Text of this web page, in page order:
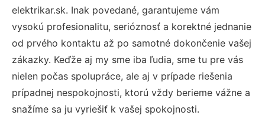
elektrikar.sk. Inak povedané, garantujeme vám
vysokú profesionalitu, serióznosť a korektné jednanie
od prvého kontaktu až po samotné dokončenie vašej
zákazky. Keďže aj my sme iba ľudia, sme tu pre vás
nielen počas spolupráce, ale aj v prípade riešenia
prípadnej nespokojnosti, ktorú vždy berieme vážne a
snažíme sa ju vyriešiť k vašej spokojnosti.